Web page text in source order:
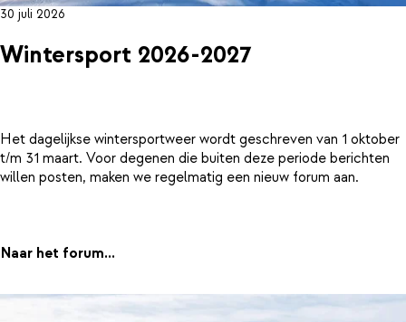
30 juli 2026
Wintersport 2026-2027
Het dagelijkse wintersportweer wordt geschreven van 1 oktober
t/m 31 maart. Voor degenen die buiten deze periode berichten
willen posten, maken we regelmatig een nieuw forum aan.
Naar het forum...